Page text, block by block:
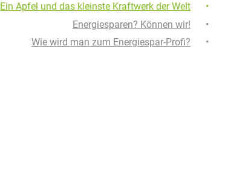
Ein Apfel und das kleinste Kraftwerk der Welt
Energiesparen? Können wir!
Wie wird man zum Energiespar-Profi?